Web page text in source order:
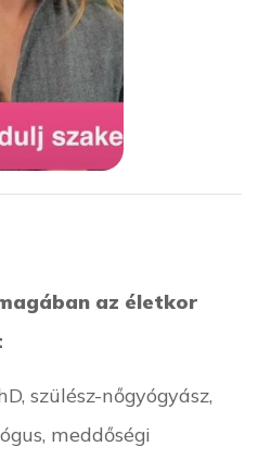
az életkor
szülész-nőgyógyász,
meddőségi